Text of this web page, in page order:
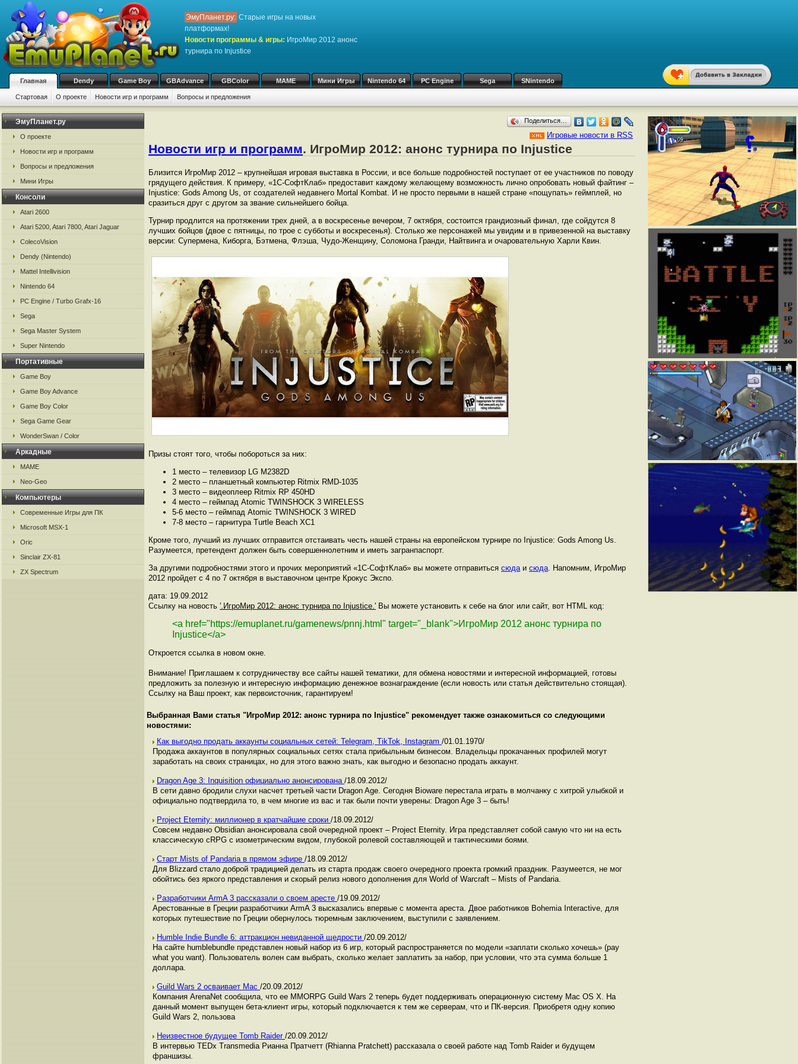
ЭмуПланет.ру: Старые игры на новых
платформах!
Новости программы & игры: ИгроМир 2012 анонс
турнира по Injustice
Главная Dendy Game Boy GBAdvance GBColor MAME Мини Игры Nintendo 64 PC Engine Sega SNintendo
Стартовая О проекте Новости игр и программ Вопросы и предложения
ЭмуПланет.ру
О проекте
Новости игр и программ
Вопросы и предложения
Мини Игры
Консоли
Atari 2600
Atari 5200, Atari 7800, Atari Jaguar
ColecoVision
Dendy (Nintendo)
Mattel Intellivision
Nintendo 64
PC Engine / Turbo Grafx-16
Sega
Sega Master System
Super Nintendo
Портативные
Game Boy
Game Boy Advance
Game Boy Color
Sega Game Gear
WonderSwan / Color
Аркадные
MAME
Neo-Geo
Компьютеры
Современные Игры для ПК
Microsoft MSX-1
Oric
Sinclair ZX-81
ZX Spectrum
Поделиться…
Игровые новости в RSS
Новости игр и программ. ИгроМир 2012: анонс турнира по Injustice
Близится ИгроМир 2012 – крупнейшая игровая выставка в России, и все больше подробностей поступает от ее участников по поводу
грядущего действия. К примеру, «1С-СофтКлаб» предоставит каждому желающему возможность лично опробовать новый файтинг –
Injustice: Gods Among Us, от создателей недавнего Mortal Kombat. И не просто первыми в нашей стране «пощупать» геймплей, но
сразиться друг с другом за звание сильнейшего бойца.
Турнир продлится на протяжении трех дней, а в воскресенье вечером, 7 октября, состоится грандиозный финал, где сойдутся 8
лучших бойцов (двое с пятницы, по трое с субботы и воскресенья). Столько же персонажей мы увидим и в привезенной на выставку
версии: Супермена, Киборга, Бэтмена, Флэша, Чудо-Женщину, Соломона Гранди, Найтвинга и очаровательную Харли Квин.
Призы стоят того, чтобы побороться за них:
1 место – телевизор LG M2382D
2 место – планшетный компьютер Ritmix RMD-1035
3 место – видеоплеер Ritmix RP 450HD
4 место – геймпад Atomic TWINSHOCK 3 WIRELESS
5-6 место – геймпад Atomic TWINSHOCK 3 WIRED
7-8 место – гарнитура Turtle Beach XC1
Кроме того, лучший из лучших отправится отстаивать честь нашей страны на европейском турнире по Injustice: Gods Among Us.
Разумеется, претендент должен быть совершеннолетним и иметь загранпаспорт.
За другими подробностями этого и прочих мероприятий «1С-СофтКлаб» вы можете отправиться сюдаи сюда. Напомним, ИгроМир
2012 пройдет с 4 по 7 октября в выставочном центре Крокус Экспо.
дата: 19.09.2012
Ссылку на новость '.ИгроМир 2012: анонс турнира по Injustice.' Вы можете установить к себе на блог или сайт, вот HTML код:
<a href="https://emuplanet.ru/gamenews/pnnj.html" target="_blank">ИгроМир 2012 анонс турнира по
Injustice</a>
Откроется ссылка в новом окне.
Внимание! Приглашаем к сотрудничеству все сайты нашей тематики, для обмена новостями и интересной информацией, готовы
предложить за полезную и интересную информацию денежное вознаграждение (если новость или статья действительно стоящая).
Ссылку на Ваш проект, как первоисточник, гарантируем!
Выбранная Вами статья "ИгроМир 2012: анонс турнира по Injustice" рекомендует также ознакомиться со следующими
новостями:
Как выгодно продать аккаунты социальных сетей: Telegram, TikTok, Instagram /01.01.1970/
Продажа аккаунтов в популярных социальных сетях стала прибыльным бизнесом. Владельцы прокачанных профилей могут
заработать на своих страницах, но для этого важно знать, как выгодно и безопасно продать аккаунт.
Dragon Age 3: Inquisition официально анонсирована /18.09.2012/
В сети давно бродили слухи насчет третьей части Dragon Age. Сегодня Bioware перестала играть в молчанку с хитрой улыбкой и
официально подтвердила то, в чем многие из вас и так были почти уверены: Dragon Age 3 – быть!
Project Eternity: миллионер в кратчайшие сроки /18.09.2012/
Совсем недавно Obsidian анонсировала свой очередной проект – Project Eternity. Игра представляет собой самую что ни на есть
классическую cRPG с изометрическим видом, глубокой ролевой составляющей и тактическими боями.
Старт Mists of Pandaria в прямом эфире /18.09.2012/
Для Blizzard стало доброй традицией делать из старта продаж своего очередного проекта громкий праздник. Разумеется, не мог
обойтись без яркого представления и скорый релиз нового дополнения для World of Warcraft – Mists of Pandaria.
Разработчики ArmA 3 рассказали о своем аресте /19.09.2012/
Арестованные в Греции разработчики ArmA 3 высказались впервые с момента ареста. Двое работников Bohemia Interactive, для
которых путешествие по Греции обернулось тюремным заключением, выступили с заявлением.
Humble Indie Bundle 6: аттракцион невиданной щедрости /20.09.2012/
На сайте humblebundle представлен новый набор из 6 игр, который распространяется по модели «заплати сколько хочешь» (pay
what you want). Пользователь волен сам выбрать, сколько желает заплатить за набор, при условии, что эта сумма больше 1
доллара.
Guild Wars 2 осваивает Mac /20.09.2012/
Компания ArenaNet сообщила, что ее MMORPG Guild Wars 2 теперь будет поддерживать операционную систему Mac OS X. На
данный момент выпущен бета-клиент игры, который подключается к тем же серверам, что и ПК-версия. Приобретя одну копию
Guild Wars 2, пользова
Неизвестное будущее Tomb Raider /20.09.2012/
В интервью TEDx Transmedia Рианна Пратчетт (Rhianna Pratchett) рассказала о своей работе над Tomb Raider и будущем
франшизы.